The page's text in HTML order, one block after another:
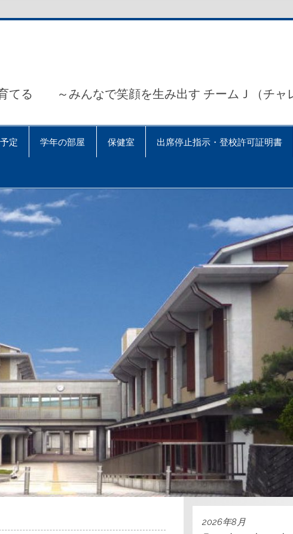
てる ～みんなで笑顔を生み出す チームＪ（チャ
定 学年の部屋 保健室 出席停止指示・登校許可証明書
2026年8月